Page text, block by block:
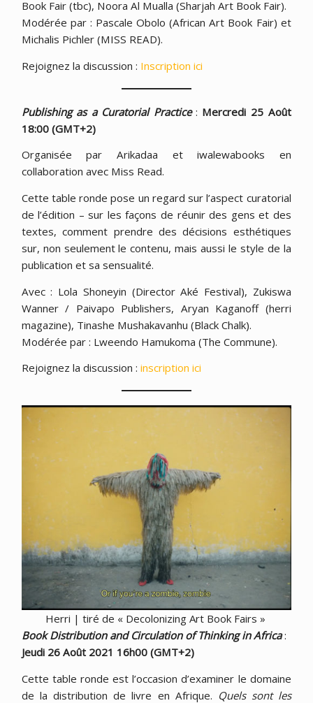
Book Fair (tbc), Noora Al Mualla (Sharjah Art Book Fair).
Modérée par : Pascale Obolo (African Art Book Fair) et
Michalis Pichler (MISS READ).
Rejoignez la discussion : Inscription ici
Publishing as a Curatorial Practice : Mercredi 25 Août
18:00 (GMT+2)
Organisée par Arikadaa et iwalewabooks en
collaboration avec Miss Read.
Cette table ronde pose un regard sur l’aspect curatorial
de l’édition – sur les façons de réunir des gens et des
textes, comment prendre des décisions esthétiques
sur, non seulement le contenu, mais aussi le style de la
publication et sa sensualité.
Avec : Lola Shoneyin (Director Aké Festival), Zukiswa
Wanner / Paivapo Publishers, Aryan Kaganoff (herri
magazine), Tinashe Mushakavanhu (Black Chalk).
Modérée par : Lweendo Hamukoma (The Commune).
Rejoignez la discussion : inscription ici
Herri | tiré de « Decolonizing Art Book Fairs »
Book Distribution and Circulation of Thinking in Africa :
Jeudi 26 Août 2021 16h00 (GMT+2)
Cette table ronde est l’occasion d’examiner le domaine
de la distribution de livre en Afrique. Quels sont les